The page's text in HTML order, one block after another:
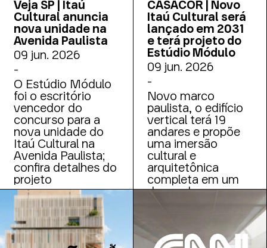
Veja SP | Itaú
Cultural anuncia
nova unidade na
Avenida Paulista
09 jun. 2026
-
O Estúdio Módulo
foi o escritório
vencedor do
concurso para a
nova unidade do
Itaú Cultural na
Avenida Paulista;
confira detalhes do
projeto
CASACOR | Novo
Itaú Cultural será
lançado em 2031
e terá projeto do
Estúdio Módulo
09 jun. 2026
-
Novo marco
paulista, o edifício
vertical terá 19
andares e propõe
uma imersão
cultural e
arquitetônica
completa em um
dos endereços